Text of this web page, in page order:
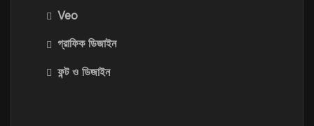
Veo
গ্রাফিক ডিজাইন
ফন্ট ও ডিজাইন